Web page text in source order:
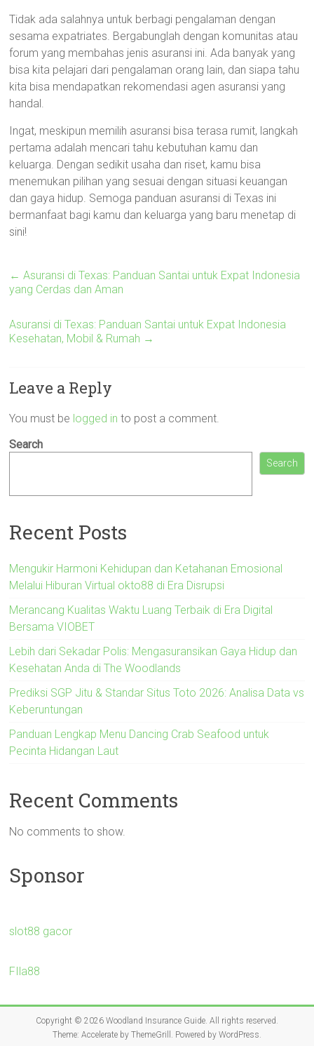
Tidak ada salahnya untuk berbagi pengalaman dengan
sesama expatriates. Bergabunglah dengan komunitas atau
forum yang membahas jenis asuransi ini. Ada banyak yang
bisa kita pelajari dari pengalaman orang lain, dan siapa tahu
kita bisa mendapatkan rekomendasi agen asuransi yang
handal.
Ingat, meskipun memilih asuransi bisa terasa rumit, langkah
pertama adalah mencari tahu kebutuhan kamu dan
keluarga. Dengan sedikit usaha dan riset, kamu bisa
menemukan pilihan yang sesuai dengan situasi keuangan
dan gaya hidup. Semoga panduan asuransi di Texas ini
bermanfaat bagi kamu dan keluarga yang baru menetap di
sini!
← Asuransi di Texas: Panduan Santai untuk Expat Indonesia
yang Cerdas dan Aman
Asuransi di Texas: Panduan Santai untuk Expat Indonesia
Kesehatan, Mobil & Rumah →
Leave a Reply
You must be logged in to post a comment.
Search
Search
Recent Posts
Mengukir Harmoni Kehidupan dan Ketahanan Emosional
Melalui Hiburan Virtual okto88 di Era Disrupsi
Merancang Kualitas Waktu Luang Terbaik di Era Digital
Bersama VIOBET
Lebih dari Sekadar Polis: Mengasuransikan Gaya Hidup dan
Kesehatan Anda di The Woodlands
Prediksi SGP Jitu & Standar Situs Toto 2026: Analisa Data vs
Keberuntungan
Panduan Lengkap Menu Dancing Crab Seafood untuk
Pecinta Hidangan Laut
Recent Comments
No comments to show.
Sponsor
slot88 gacor
FIla88
Copyright © 2026 Woodland Insurance Guide. All rights reserved.
Theme: Accelerateby ThemeGrill. Powered by WordPress